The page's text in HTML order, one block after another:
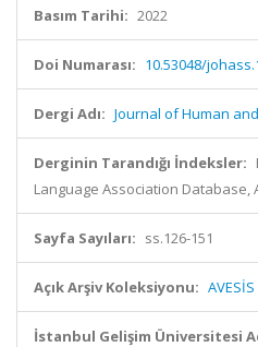
Basım Tarihi: 2022
Doi Numarası: 10.53048/
Dergi Adı: Journal of Human
Derginin Tarandığı İndeksler:
Language Association Database,
Sayfa Sayıları: ss.126-151
Açık Arşiv Koleksiyonu:
İstanbul Gelişim Üniversitesi